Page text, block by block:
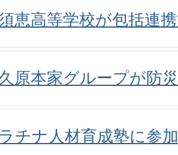
恵高等学校が包括連
原本家グループが防
チナ人材育成塾に参